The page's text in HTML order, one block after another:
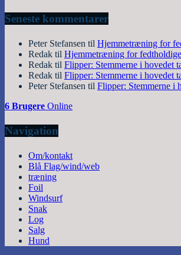
Seneste kommentarer
Peter Stefansen til Hjemmetræning for
Redak til Hjemmetræning for
Redak til Flipper: Stemmerne i hovedet
Redak til Flipper: Stemmerne i hovedet
Peter Stefansen til Flipper: Stemmerne i
6 Brugere Online
Navigation
Om/kontakt
Blå Flag/wind/web
træning
Foil
Windsurf
Snak
Log
Salg
Hund